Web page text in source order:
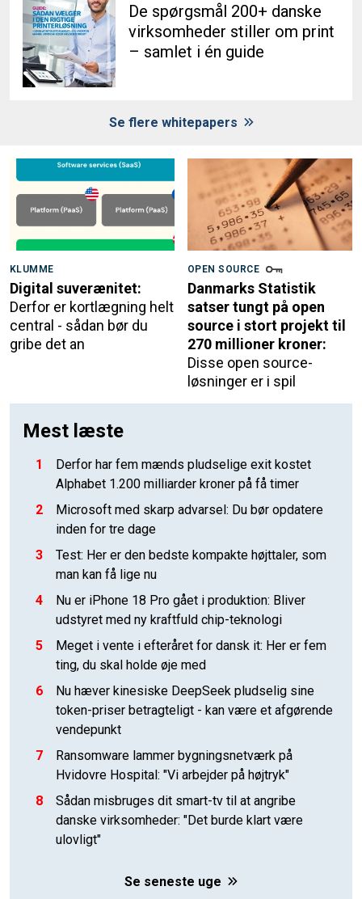
De spørgsmål 200+ danske
virksomheder stiller om print
– samlet i én guide
Se flere whitepapers
KLUMME
Digital suverænitet:
Derfor er kortlægning helt
central - sådan bør du
gribe det an
OPEN SOURCE
Danmarks Statistik
satser tungt på open
source i stort projekt til
270 millioner kroner:
Disse open source-
løsninger er i spil
Mest læste
1
Derfor har fem mænds pludselige exit kostet
Alphabet 1.200 milliarder kroner på få timer
2
Microsoft med skarp advarsel: Du bør opdatere
inden for tre dage
3
Test: Her er den bedste kompakte højttaler, som
man kan få lige nu
4
Nu er iPhone 18 Pro gået i produktion: Bliver
udstyret med ny kraftfuld chip-teknologi
5
Meget i vente i efteråret for dansk it: Her er fem
ting, du skal holde øje med
6
Nu hæver kinesiske DeepSeek pludselig sine
token-priser betragteligt - kan være et afgørende
vendepunkt
7
Ransomware lammer bygningsnetværk på
Hvidovre Hospital: "Vi arbejder på højtryk"
8
Sådan misbruges dit smart-tv til at angribe
danske virksomheder: "Det burde klart være
ulovligt"
Se seneste uge